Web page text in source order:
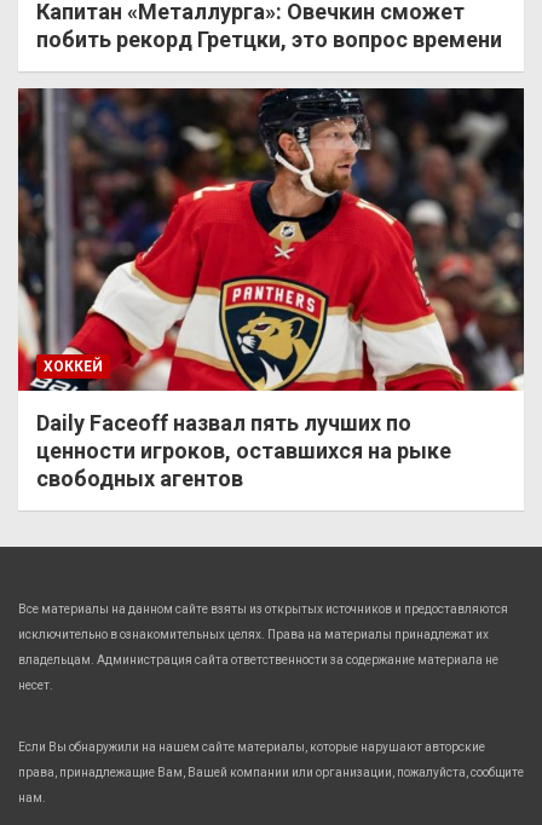
Капитан «Металлурга»: Овечкин сможет
побить рекорд Гретцки, это вопрос времени
ХОККЕЙ
Daily Faceoff назвал пять лучших по
ценности игроков, оставшихся на рыке
свободных агентов
Все материалы на данном сайте взяты из открытых источников и предоставляются
исключительно в ознакомительных целях. Права на материалы принадлежат их
владельцам. Администрация сайта ответственности за содержание материала не
несет.
Если Вы обнаружили на нашем сайте материалы, которые нарушают авторские
права, принадлежащие Вам, Вашей компании или организации, пожалуйста, сообщите
нам.